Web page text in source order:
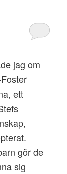
jag om
ett
gör de
sig